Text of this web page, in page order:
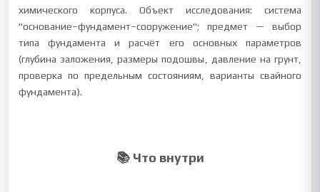
химического корпуса. Объект исследования: система
"основание–фундамент–сооружение"; предмет — выбор
типа фундамента и расчёт его основных параметров
(глубина заложения, размеры подошвы, давление на грунт,
проверка по предельным состояниям, варианты свайного
фундамента).
📚 Что внутри